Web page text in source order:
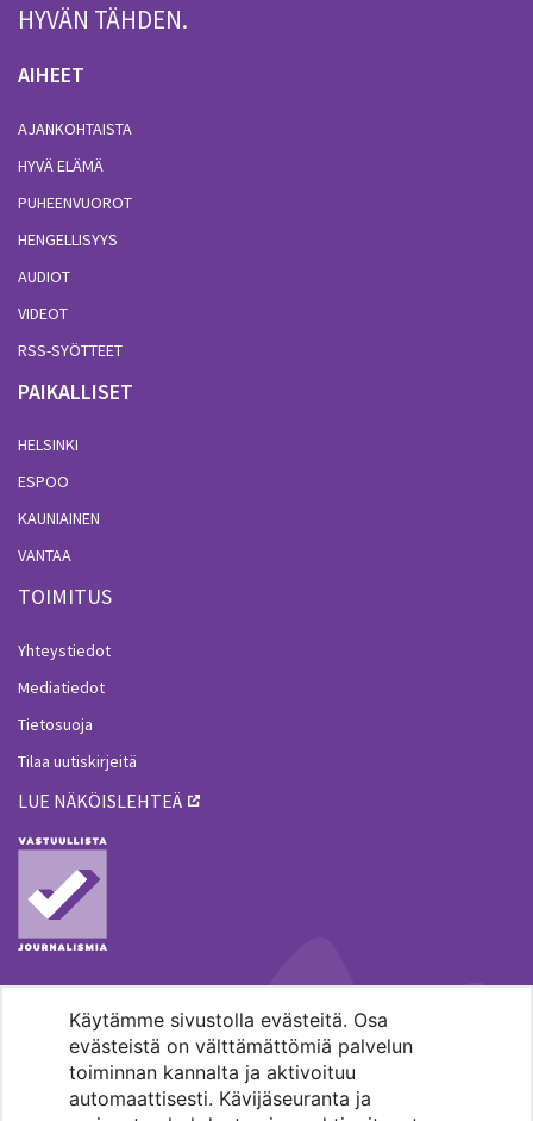
Käytämme sivustolla evästeitä. Osa
evästeistä on välttämättömiä palvelun
toiminnan kannalta ja aktivoituu
automaattisesti. Kävijäseuranta ja
HYVÄN TÄHDEN.
AIHEET
AJANKOHTAISTA
HYVÄ ELÄMÄ
PUHEENVUOROT
HENGELLISYYS
AUDIOT
VIDEOT
RSS-SYÖTTEET
PAIKALLISET
HELSINKI
ESPOO
KAUNIAINEN
VANTAA
TOIMITUS
Yhteystiedot
Mediatiedot
Tietosuoja
Tilaa uutiskirjeitä
LUE NÄKÖISLEHTEÄ
MENOHAKU